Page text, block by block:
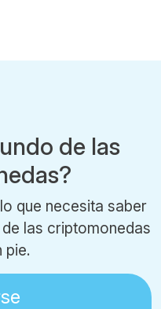
de las
que necesita saber
las criptomonedas
pie.